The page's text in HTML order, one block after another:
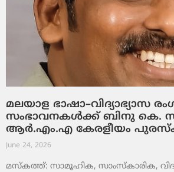
മലയാള ഭാഷാ–വിദ്യാഭ്യാസ
സംഭാവനകൾക്ക് ബിനു കെ.
ആർ.എം.എ കേരളീയം
June 24, 2026
മസ്കത്ത്: സാമൂഹിക, സാംസ്‌കാരിക,